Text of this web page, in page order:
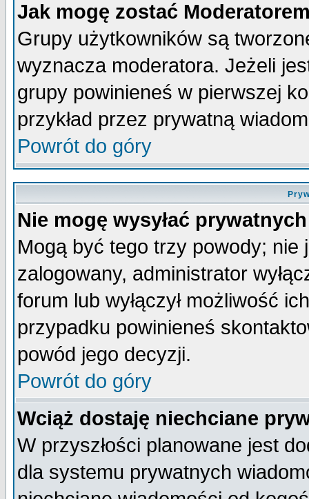
Jak mogę zostać
Grupy użytkowników są
wyznacza moderatora. Jeżeli
grupy powinieneś w pierwszej
przykład przez prywatną
Powrót do góry
Nie mogę wysyłać
Mogą być tego trzy powody;
zalogowany, administrator
forum lub wyłączył możliwość
przypadku powinieneś
powód jego decyzji.
Powrót do góry
Wciąż dostaję niechciane
W przyszłości planowane jest
dla systemu prywatnych